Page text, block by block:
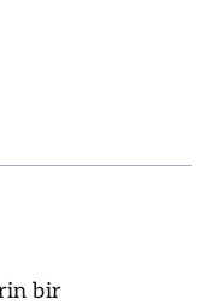
bir